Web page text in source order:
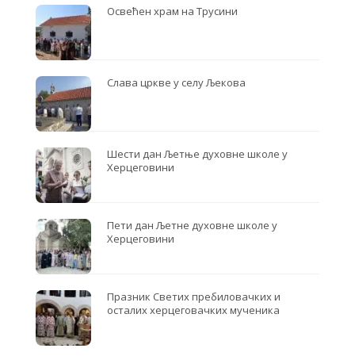
Освећен храм на Трусини
Слава цркве у селу Љекова
Шести дан Љетње духовне школе у
Херцеговини
Пети дан Љетне духовне школе у
Херцеговини
Празник Светих пребиловачких и
осталих херцеговачких мученика